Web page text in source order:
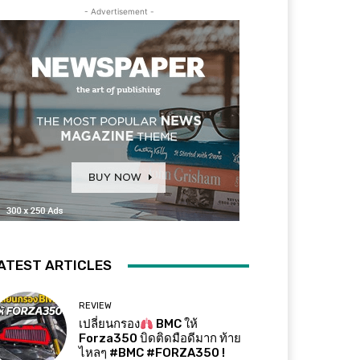
- Advertisement -
ARTICLES
REVIEW
เปลี่ยนกรอง
BMC ให้
Forza350 บิดติดมือดีมาก ท้าย
ไหลๆ #BMC #FORZA350 !